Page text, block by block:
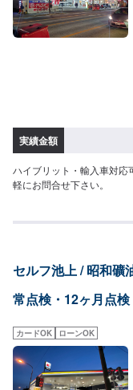
実績金額
ハイブリット・輸入車対応
軽にお問合せ下さい。
セルフ池上 / 昭和
常点検・12ヶ月点検
カードOK ローンOK